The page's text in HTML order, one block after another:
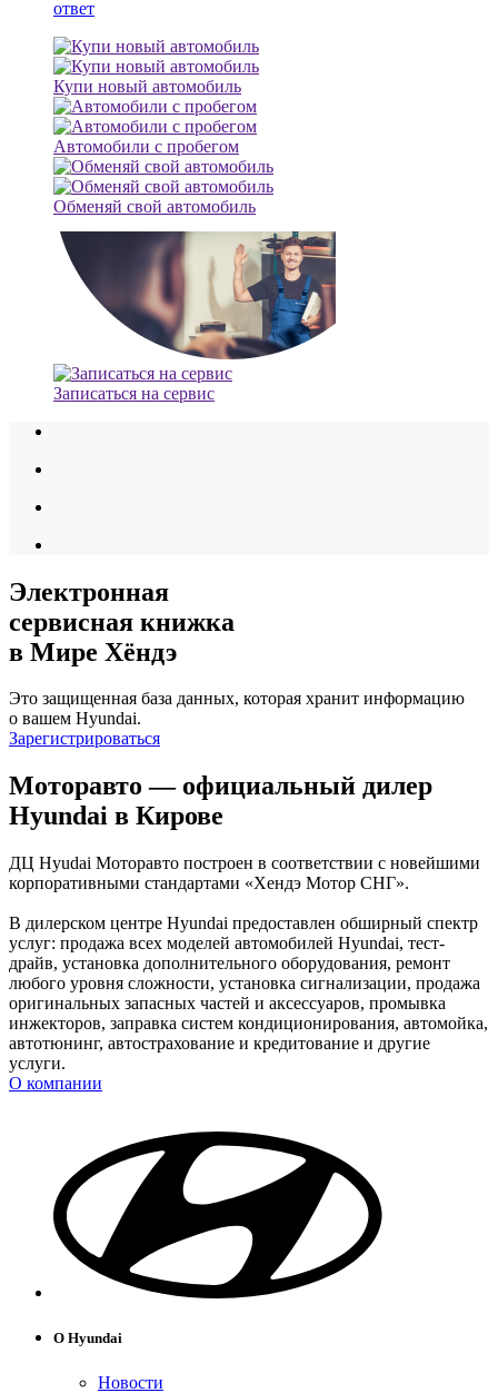
ответ
Купи новый автомобиль
Автомобили с пробегом
Обменяй свой автомобиль
Записаться на сервис
Электронная
сервисная книжка
в Мире Хёндэ
Это защищенная база данных, которая хранит информацию
о вашем Hyundai.
Зарегистрироваться
Моторавто — официальный дилер
Hyundai в Кирове
ДЦ Hyudai Моторавто построен в соответствии с новейшими
корпоративными стандартами «Хендэ Мотор СНГ».
В дилерском центре Hyundai предоставлен обширный спектр
услуг: продажа всех моделей автомобилей Hyundai, тест-
драйв, установка дополнительного оборудования, ремонт
любого уровня сложности, установка сигнализации, продажа
оригинальных запасных частей и аксессуаров, промывка
инжекторов, заправка систем кондиционирования, автомойка,
автотюнинг, автострахование и кредитование и другие
услуги.
О компании
О Hyundai
Новости